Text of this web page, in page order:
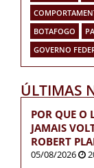
BOTAFOGO
GOVERNO
ÚLTIMAS
POR QUE O
JAMAIS
ROBERT
05/08/2026